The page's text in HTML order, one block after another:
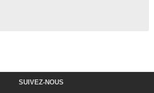
SUIVEZ-NOUS